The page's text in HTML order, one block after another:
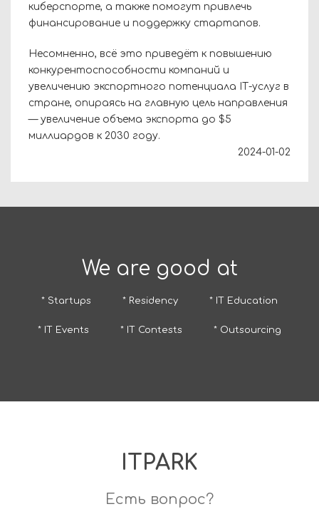
киберспорте, а также помогут привлечь
финансирование и поддержку стартапов.
Несомненно, всё это приведёт к повышению
конкурентоспособности компаний и
увеличению экспортного потенциала IТ-услуг в
стране, опираясь на главную цель направления
— увеличение объема экспорта до $5
миллиардов к 2030 году.
2024-01-02
We are good at
* Startups * Residency * IT Education
* IT Events * IT Contests * Outsourcing
ITPARK
Есть вопрос?